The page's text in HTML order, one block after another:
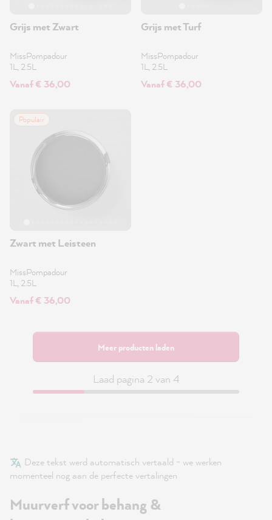
Grijs met Zwart
MissPompadour
1L, 2.5L
Vanaf € 36,00
Grijs met Turf
MissPompadour
1L, 2.5L
Vanaf € 36,00
Populair
Zwart met Leisteen
MissPompadour
1L, 2.5L
Vanaf € 36,00
Meer producten laden
Laad pagina 2 van 4
Deze tekst werd automatisch vertaald - we werken
momenteel nog aan de perfecte vertalingen
Muurverf voor behang &